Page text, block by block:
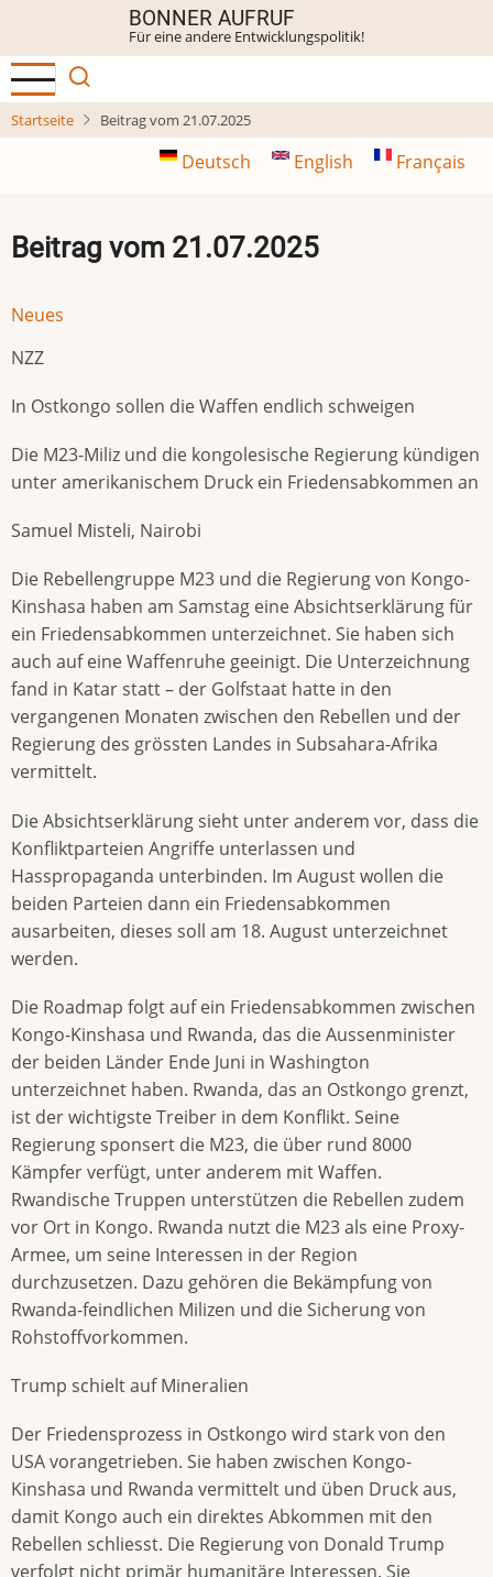
Inhalt
BONNER AUFRUF
Für eine andere Entwicklungspolitik!
Startseite Beitrag vom 21.07.2025
Deutsch English Français
Beitrag vom 21.07.2025
Neues
NZZ
In Ostkongo sollen die Waffen endlich schweigen
Die M23-Miliz und die kongolesische Regierung kündigen
unter amerikanischem Druck ein Friedensabkommen an
Samuel Misteli, Nairobi
Die Rebellengruppe M23 und die Regierung von Kongo-
Kinshasa haben am Samstag eine Absichtserklärung für
ein Friedensabkommen unterzeichnet. Sie haben sich
auch auf eine Waffenruhe geeinigt. Die Unterzeichnung
fand in Katar statt – der Golfstaat hatte in den
vergangenen Monaten zwischen den Rebellen und der
Regierung des grössten Landes in Subsahara-Afrika
vermittelt.
Die Absichtserklärung sieht unter anderem vor, dass die
Konfliktparteien Angriffe unterlassen und
Hasspropaganda unterbinden. Im August wollen die
beiden Parteien dann ein Friedensabkommen
ausarbeiten, dieses soll am 18. August unterzeichnet
werden.
Die Roadmap folgt auf ein Friedensabkommen zwischen
Kongo-Kinshasa und Rwanda, das die Aussenminister
der beiden Länder Ende Juni in Washington
unterzeichnet haben. Rwanda, das an Ostkongo grenzt,
ist der wichtigste Treiber in dem Konflikt. Seine
Regierung sponsert die M23, die über rund 8000
Kämpfer verfügt, unter anderem mit Waffen.
Rwandische Truppen unterstützen die Rebellen zudem
vor Ort in Kongo. Rwanda nutzt die M23 als eine Proxy-
Armee, um seine Interessen in der Region
durchzusetzen. Dazu gehören die Bekämpfung von
Rwanda-feindlichen Milizen und die Sicherung von
Rohstoffvorkommen.
Trump schielt auf Mineralien
Der Friedensprozess in Ostkongo wird stark von den
USA vorangetrieben. Sie haben zwischen Kongo-
Kinshasa und Rwanda vermittelt und üben Druck aus,
damit Kongo auch ein direktes Abkommen mit den
Rebellen schliesst. Die Regierung von Donald Trump
verfolgt nicht primär humanitäre Interessen. Sie